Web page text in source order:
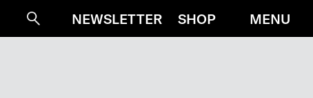
SucheNEWSLETTER SHOP MENU